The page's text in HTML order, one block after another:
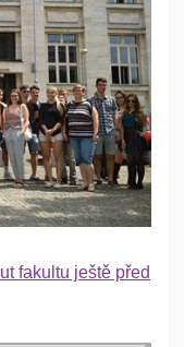
fakultu ještě před